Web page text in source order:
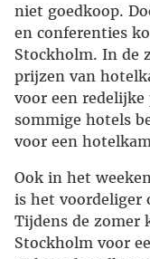
niet goedkoop.
en conferenties
Stockholm. In de
prijzen van
voor een
sommige hotels
voor een
Ook in het
is het voordeliger
Tijdens de zomer
Stockholm voor